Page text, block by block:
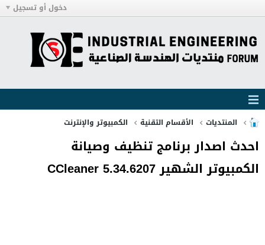
دخول أو تسجيل
المنتديات الأقسام التقنية الكمبيوتر والإنترنت
احدث اصدار برنامج تنظيف وصيانة
الكمبيوتر الشهير CCleaner 5.34.6207